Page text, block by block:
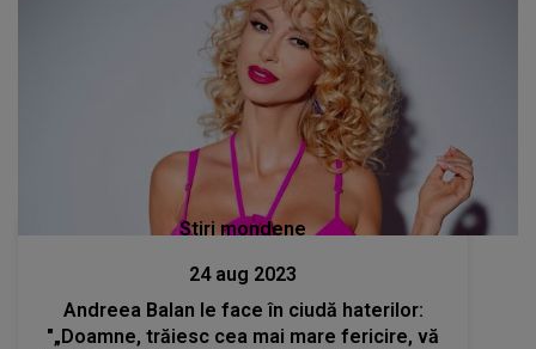
Stiri mondene
24 aug 2023
Andreea Balan le face în ciudă haterilor:
"„Doamne, trăiesc cea mai mare fericire, vă